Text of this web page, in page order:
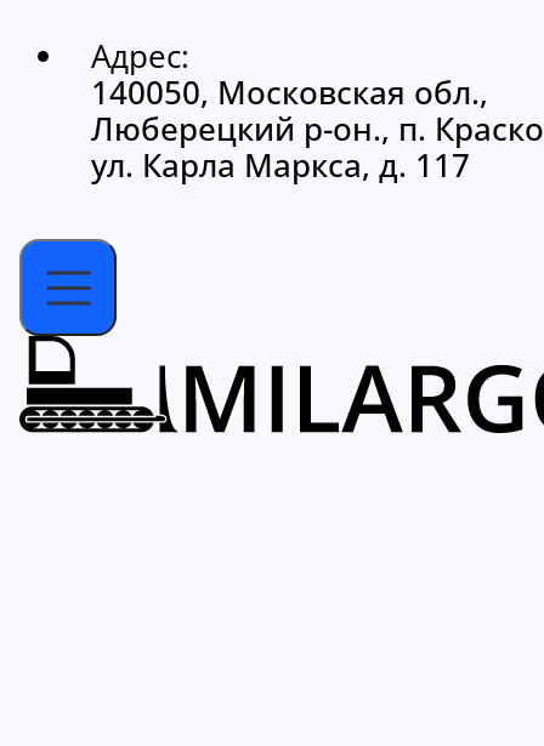
Адрес:
140050, Московская обл.,
Люберецкий р-он., п.
ул. Карла Маркса, д. 117